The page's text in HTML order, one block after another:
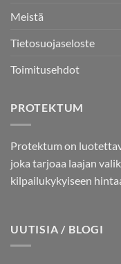
Meistä
Tietosuojaseloste
Toimitusehdot
PROTEKTUM
Protektum on
joka tarjoaa laajan
kilpailukykyiseen
UUTISIA / BLOGI